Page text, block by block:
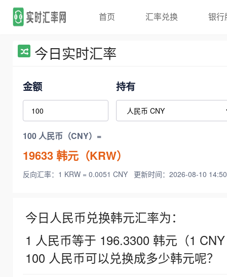
首页 汇率兑换 银行
今日实时汇率
金额 持有
100 人民币（CNY）=
19633韩元（KRW）
反向汇率：1 KRW = 0.0051 CNY 更新时间：2026-08-10
今日人民币兑换韩元汇率为：
1 人民币等于 196.3300 韩元（1
100 人民币可以兑换成多少韩元呢？